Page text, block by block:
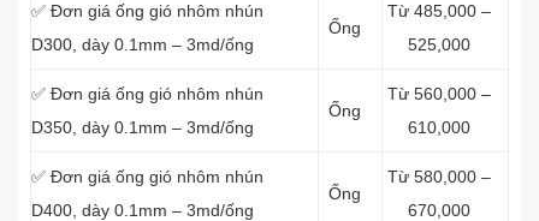
✅ Đơn giá ống gió nhôm nhún
D300, dày 0.1mm – 3md/ống
Ống
Từ 485,000 –
525,000
✅ Đơn giá ống gió nhôm nhún
D350, dày 0.1mm – 3md/ống
Ống
Từ 560,000 –
610,000
✅ Đơn giá ống gió nhôm nhún
D400, dày 0.1mm – 3md/ống
Ống
Từ 580,000 –
670,000